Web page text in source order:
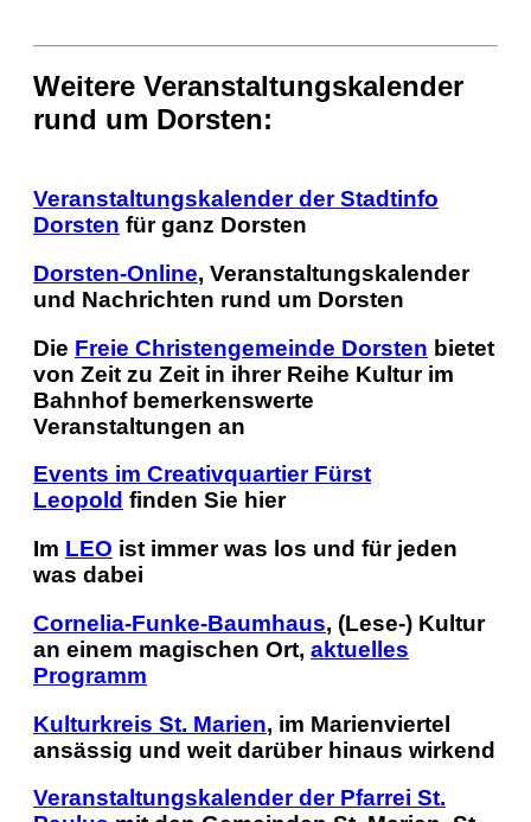
Weitere Veranstaltungskalender
rund um Dorsten:
Veranstaltungskalender der Stadtinfo
Dorsten für ganz Dorsten
Dorsten-Online, Veranstaltungskalender
und Nachrichten rund um Dorsten
Die Freie Christengemeinde Dorsten bietet
von Zeit zu Zeit in ihrer Reihe Kultur im
Bahnhofbemerkenswerte
Veranstaltungen an
Events im Creativquartier Fürst
Leopold finden Sie hier
Im LEO ist immer was los und für jeden
was dabei
Cornelia-Funke-Baumhaus, (Lese-) Kultur
an einem magischen Ort, aktuelles
Programm
Kulturkreis St. Marien, im Marienviertel
ansässig und weit darüber hinaus wirkend
Veranstaltungskalender der Pfarrei St.